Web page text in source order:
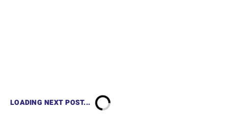
LOADING NEXT POST...